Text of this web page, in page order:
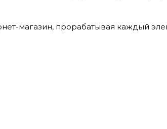
магазин, прорабатывая каждый